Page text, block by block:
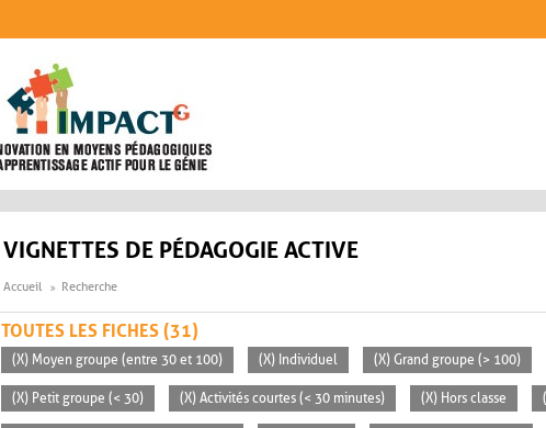
VIGNETTES DE PÉDAGOGIE ACTIVE
Accueil Recherche
TOUTES LES FICHES (31)
(X) Moyen groupe (entre 30 et 100) (X) Individuel (X) Grand groupe (> 100)
(X) Petit groupe (< 30) (X) Activités courtes (< 30 minutes) (X) Hors classe